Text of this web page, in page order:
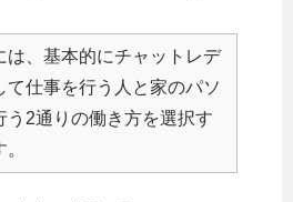
は、基本的にチャットレデ
て仕事を行う人と家のパソ
う2通りの働き方を選択す